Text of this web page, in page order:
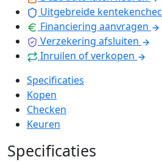
Uitgebreide
Financiering aanvragen
Verzekering afsluiten
Inruilen of verkopen
Specificaties
Kopen
Checken
Keuren
Specificaties